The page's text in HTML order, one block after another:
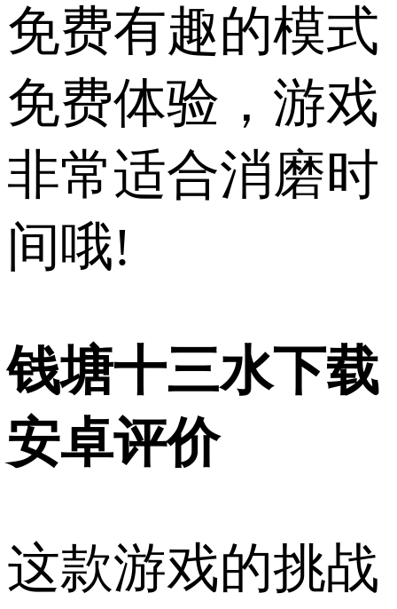
免费有趣的模式
免费体验，游戏
非常适合消磨时
间哦!
钱塘十三水下载
安卓评价
这款游戏的挑战